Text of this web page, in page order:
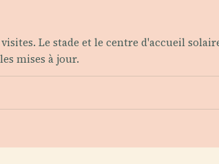
Le stade et le centre d'accueil
mises à jour.